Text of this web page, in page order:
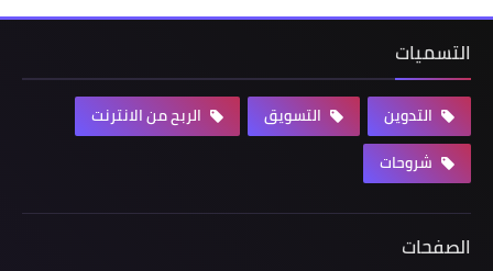
التسميات
التدوين التسويق
الربح من الانترنت
شروحات
الصفحات